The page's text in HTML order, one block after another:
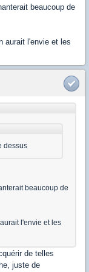
beaucoup de
aurait l'envie et les
dessus
beaucoup de
l'envie et les
de telles
juste de